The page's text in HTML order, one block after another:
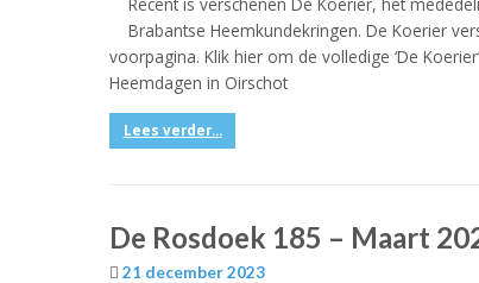
Brabantse Heemkundekringen. De Koerier
voorpagina. Klik hier om de volledige ‘De
Heemdagen in Oirschot
Lees verder...
De Rosdoek 185 – Maart
21 december 2023